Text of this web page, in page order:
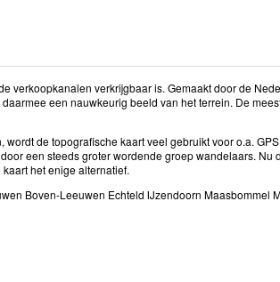
verkoopkanalen verkrijgbaar is. Gemaakt door de
een nauwkeurig beeld van het terrein. De
de topografische kaart veel gebruikt voor o.a.
een steeds groter wordende groep wandelaars.
het enige alternatief.
Boven-Leeuwen Echteld IJzendoorn Maasbommel